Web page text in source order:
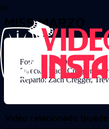
MISS MARZO
Formato: DVD
Director: Zach Cregger
Reparto: Zach Cregger,
Video relacionado